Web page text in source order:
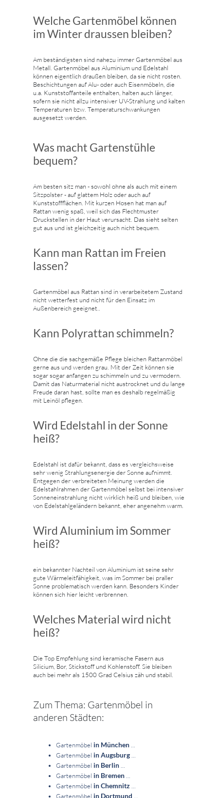
Welche Gartenmöbel können
im Winter draussen bleiben?
Am beständigsten sind nahezu immer Gartenmöbel aus
Metall. Gartenmöbel aus Aluminium und Edelstahl
können eigentlich draußen bleiben, da sie nicht rosten.
Beschichtungen auf Alu- oder auch Eisenmöbeln, die
u.a. Kunststoffanteile enthalten, halten auch länger,
sofern sie nicht allzu intensiver UV-Strahlung und kalten
Temperaturen bzw. Temperaturschwankungen
ausgesetzt werden.
Was macht Gartenstühle
bequem?
Am besten sitz man - sowohl ohne als auch mit einem
Sitzpolster - auf glattem Holz oder auch auf
Kunststoffflächen. Mit kurzen Hosen hat man auf
Rattan wenig spaß, weil sich das Flechtmuster
Druckstellen in der Haut verursacht. Das sieht selten
gut aus und ist gleichzeitig auch nicht bequem.
Kann man Rattan im Freien
lassen?
Gartenmöbel aus Rattan sind in verarbeitetem Zustand
nicht wetterfest und nicht für den Einsatz im
Außenbereich geeignet..
Kann Polyrattan schimmeln?
Ohne die die sachgemäße Pflege bleichen Rattanmöbel
gerne aus und werden grau. Mit der Zeit können sie
sogar sogar anfangen zu schimmeln und zu vermodern.
Damit das Naturmaterial nicht austrocknet und du lange
Freude daran hast, sollte man es deshalb regelmäßig
mit Leinöl pflegen.
Wird Edelstahl in der Sonne
heiß?
Edelstahl ist dafür bekannt, dass es vergleichsweise
sehr wenig Strahlungsenergie der Sonne aufnimmt.
Entgegen der verbreiteten Meinung werden die
Edelstahlrahmen der Gartenmöbel selbst bei intensiver
Sonneneinstrahlung nicht wirklich heiß und bleiben, wie
von Edelstahlgeländern bekannt, eher angenehm warm.
Wird Aluminium im Sommer
heiß?
ein bekannter Nachteil von Aluminium ist seine sehr
gute Wärmeleitfähigkeit, was im Sommer bei praller
Sonne problematisch werden kann. Besonders Kinder
können sich hier leicht verbrennen.
Welches Material wird nicht
heiß?
Die Top Empfehlung sind keramische Fasern aus
Silicium, Bor, Stickstoff und Kohlenstoff. Sie bleiben
auch bei mehr als 1500 Grad Celsius zäh und stabil.
Zum Thema: Gartenmöbel in
anderen Städten:
Gartenmöbel in München
Gartenmöbel in Augsburg
Gartenmöbel in Berlin
Gartenmöbel in Bremen
Gartenmöbel in Chemnitz
Gartenmöbel in Dortmund